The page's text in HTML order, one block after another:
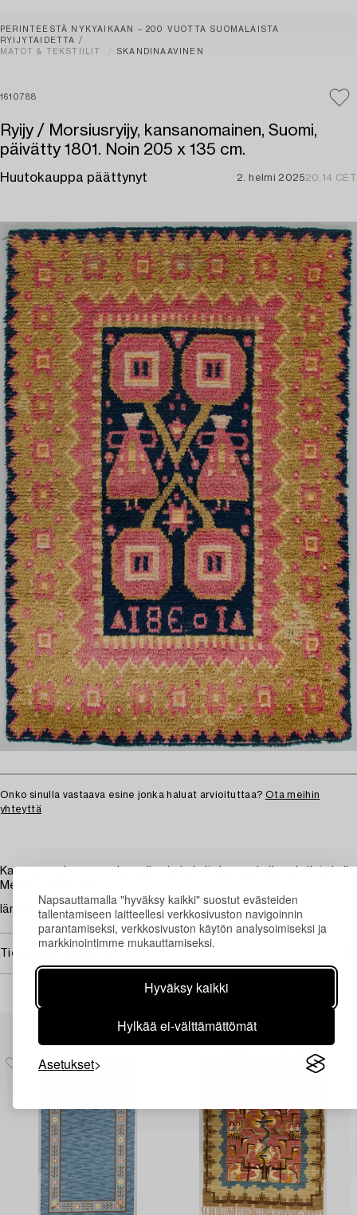
Napsauttamalla "hyväksy kaikki" suostut evästeiden
tallentamiseen laitteellesi verkkosivuston navigoinnin
parantamiseksi, verkkosivuston käytön analysoimiseksi ja
markkinointimme mukauttamiseksi.
Hyväksy kaikki
Hylkää ei-välttämättömät
Asetukset
PERINTEESTÄ NYKYAIKAAN – 200 VUOTTA SUOMALAISTA
RYIJYTAIDETTA
MATOT & TEKSTIILIT
SKANDINAAVINEN
1610788
Ryijy / Morsiusryijy, kansanomainen, Suomi,
päivätty 1801. Noin 205 x 135 cm.
Huutokauppa päättynyt 2. helmi 202520:14 CET
Onko sinulla vastaava esine jonka haluat arvioituttaa? Ota meihin
yhteyttä
Kansanomaisen morsius ryijyn ja kaksitulppaaniryijyn yhdistelmä.
Merkitty 1801 ja E.
Iänmukaista kulumaa. Haalistunut.
Tietoa ostamisesta
Muiden katsomia kohteita